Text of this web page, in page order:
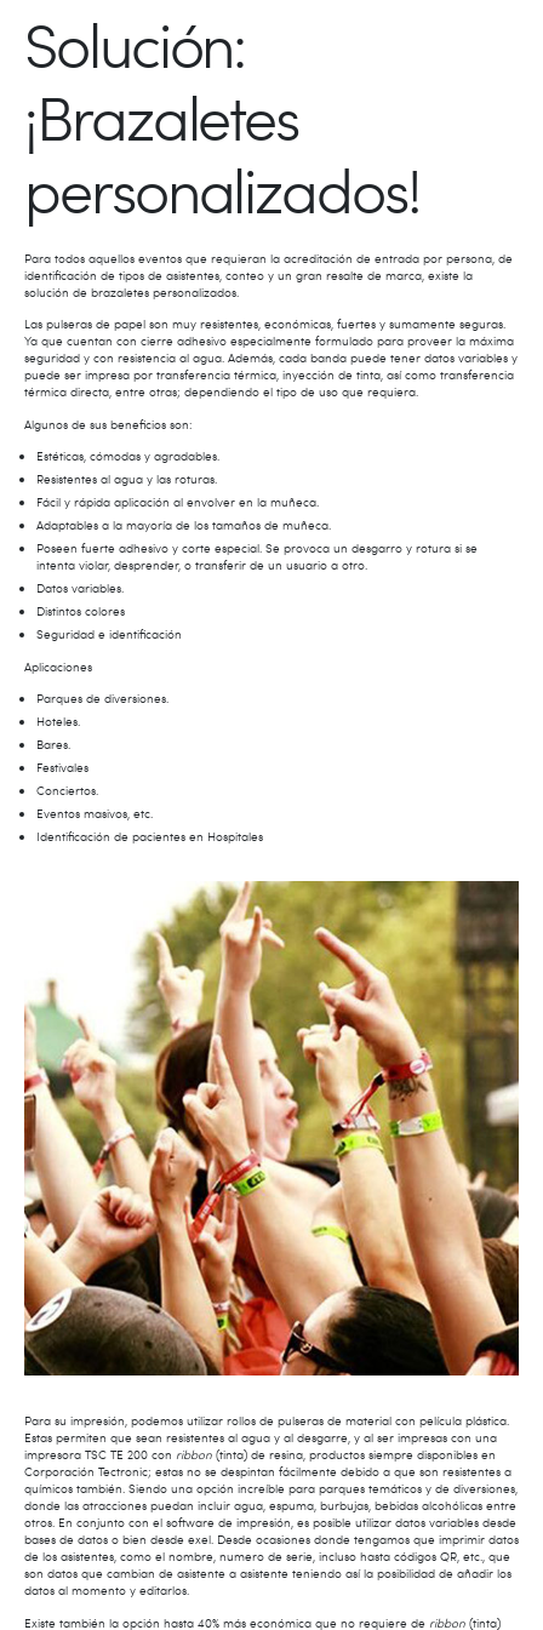
Solución:
¡Brazaletes
personalizados!
Para todos aquellos eventos que requieran la acreditación de entrada por persona, de
identificación de tipos de asistentes, conteo y un gran resalte de marca, existe la
solución de brazaletes personalizados.
Las pulseras de papel son muy resistentes, económicas, fuertes y sumamente seguras.
Ya que cuentan con cierre adhesivo especialmente formulado para proveer la máxima
seguridad y con resistencia al agua. Además, cada banda puede tener datos variables y
puede ser impresa por transferencia térmica, inyección de tinta, así como transferencia
térmica directa, entre otras; dependiendo el tipo de uso que requiera.
Algunos de sus beneficios son:
Estéticas, cómodas y agradables.
Resistentes al agua y las roturas.
Fácil y rápida aplicación al envolver en la muñeca.
Adaptables a la mayoría de los tamaños de muñeca.
Poseen fuerte adhesivo y corte especial. Se provoca un desgarro y rotura si se
intenta violar, desprender, o transferir de un usuario a otro.
Datos variables.
Distintos colores
Seguridad e identificación
Aplicaciones
Parques de diversiones.
Hoteles.
Bares.
Festivales
Conciertos.
Eventos masivos, etc.
Identificación de pacientes en Hospitales
Para su impresión, podemos utilizar rollos de pulseras de material con película plástica.
Estas permiten que sean resistentes al agua y al desgarre, y al ser impresas con una
impresora TSC TE 200 con ribbon (tinta) de resina, productos siempre disponibles en
Corporación Tectronic; estas no se despintan fácilmente debido a que son resistentes a
químicos también. Siendo una opción increíble para parques temáticos y de diversiones,
donde las atracciones puedan incluir agua, espuma, burbujas, bebidas alcohólicas entre
otros. En conjunto con el software de impresión, es posible utilizar datos variables desde
bases de datos o bien desde exel. Desde ocasiones donde tengamos que imprimir datos
de los asistentes, como el nombre, numero de serie, incluso hasta códigos QR, etc., que
son datos que cambian de asistente a asistente teniendo así la posibilidad de añadir los
datos al momento y editarlos.
Existe también la opción hasta 40% más económica que no requiere de ribbon (tinta)